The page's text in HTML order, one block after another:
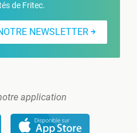
de Fritec.
NEWSLETTER
application